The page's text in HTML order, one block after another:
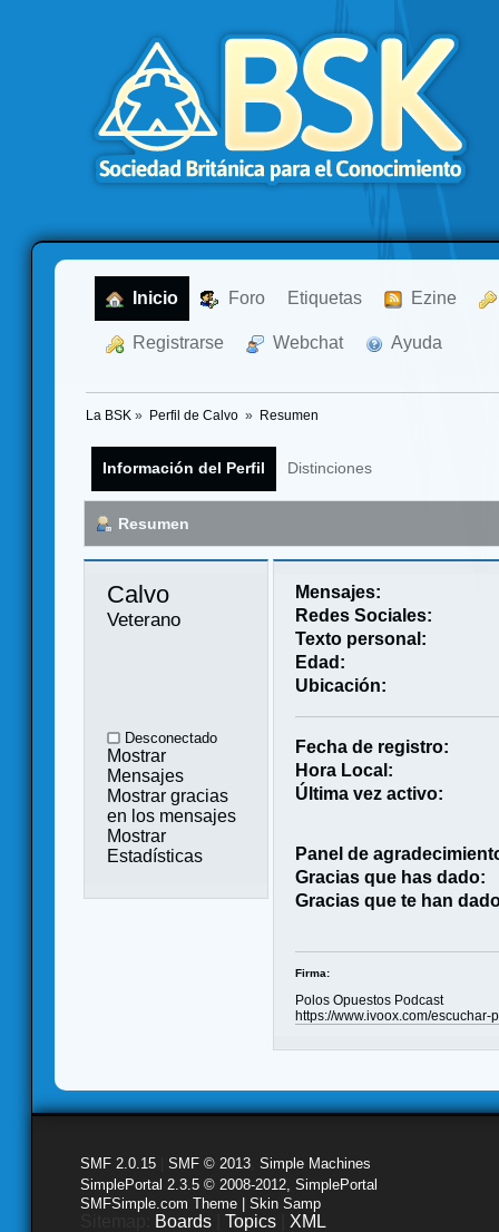
Inicio Foro Etiquetas Ezine
Registrarse Webchat Ayuda
La BSK » Perfil de Calvo » Resumen
Información del Perfil Distinciones
Resumen
Calvo
Veterano
Desconectado
Mostrar
Mensajes
Mostrar gracias
en los mensajes
Mostrar
Estadísticas
Mensajes:
Redes Sociales:
Texto personal:
Edad:
Ubicación:
Fecha de registro:
Hora Local:
Última vez activo:
Panel de
Gracias que has dado:
Gracias que te han
Firma:
Polos Opuestos Podcast
https://www.ivoox.com/
SMF 2.0.15 SMF © 2013 Simple Machines
SimplePortal 2.3.5 © 2008-2012, SimplePortal
SMFSimple.com Theme | Skin Samp
Boards Topics XML